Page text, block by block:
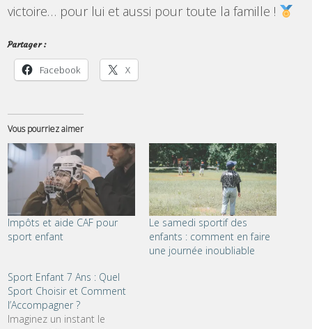
victoire… pour lui et aussi pour toute la famille !
Partager :
Facebook X
Vous pourriez aimer
Impôts et aide CAF pour
sport enfant
Le samedi sportif des
enfants : comment en faire
une journée inoubliable
Sport Enfant 7 Ans : Quel
Sport Choisir et Comment
l’Accompagner ?
Imaginez un instant le